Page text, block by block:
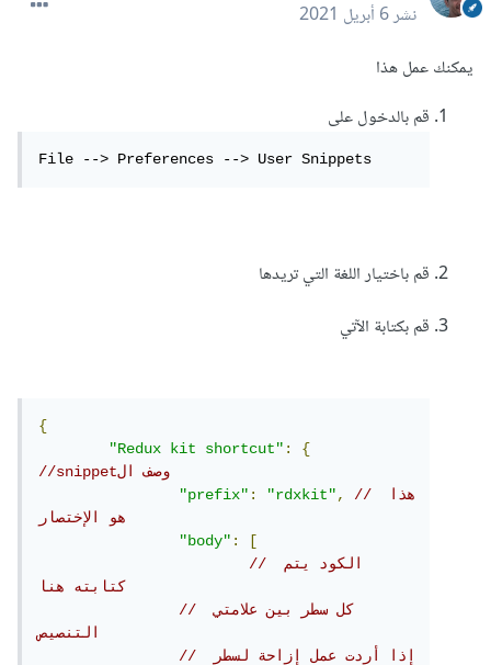
نشر6 أبريل 2021
يمكنك عمل هذا
قم بالدخول على
File --> Preferences --> User Snippets
قم باختيار اللغة التي تريدها
قم بكتابة الآتي
{
"Redux kit shortcut":
{
"prefix": "rdxkit",
// هذا
"body":
[
// الكود يتم
// كل سطر بين علامتي
التنصيص
// إذا أردت عمل إزاحة لسطر